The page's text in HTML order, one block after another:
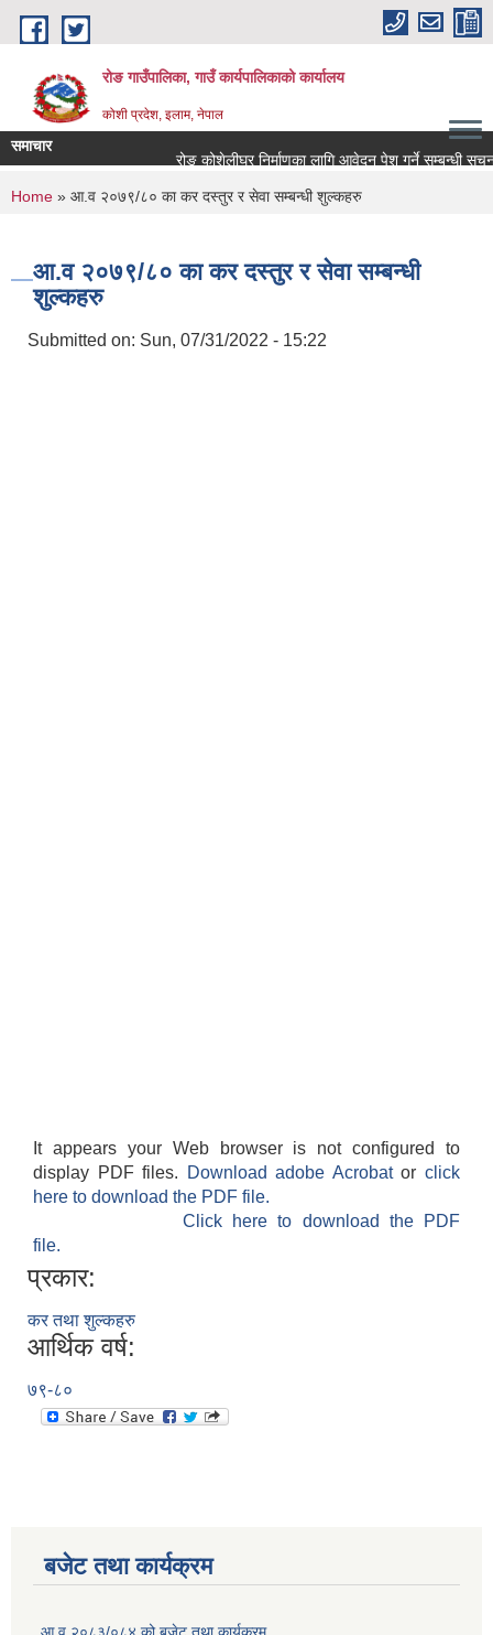
Skip to main content
रोङ गाउँपालिका, गाउँ कार्यपालिकाको कार्यालय
कोशी प्रदेश, इलाम, नेपाल
समाचार
रोङ कोशेलीघर निर्माणका लागि आवेदन पेश गर्ने सम्बन्धी सूचना.
You are here
Home » आ.व २०७९/८० का कर दस्तुर र सेवा सम्बन्धी शुल्कहरु
आ.व २०७९/८० का कर दस्तुर र सेवा सम्बन्धी
शुल्कहरु
Submitted on: Sun, 07/31/2022 - 15:22
It appears your Web browser is not configured to
display PDF files.
Download adobe Acrobatorclick
here to download the PDF file.
Click here to download the PDF
file.
प्रकार:
कर तथा शुल्कहरु
आर्थिक वर्ष:
७९-८०
बजेट तथा कार्यक्रम